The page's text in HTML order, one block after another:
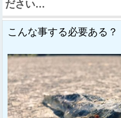
ださい…
こんな事する必要ある？